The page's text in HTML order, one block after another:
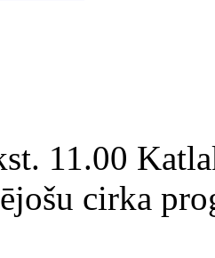
11.00
cirka